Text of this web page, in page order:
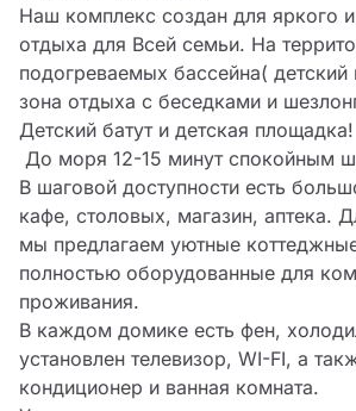
Наш комплекс создан для яркого
отдыха для Всей семьи. На
подогреваемых бассейна( детский
зона отдыха с беседками и
Детский батут и детская площадка!
В шаговой доступности есть
кафе, столовых, магазин, аптека.
мы предлагаем уютные
полностью оборудованные для
проживания.
В каждом домике есть фен,
установлен телевизор, WI-FI, а
кондиционер и ванная комната.